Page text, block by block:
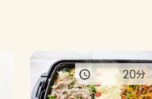
20分